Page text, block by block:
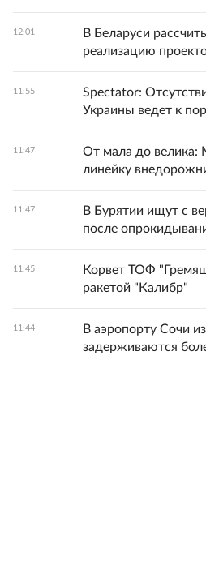
12:01
В Беларуси
реализацию
11:55
Spectator:
Украины ведет к
11:47
От мала до велика:
линейку
11:47
В Бурятии ищут с
после
11:45
Корвет ТОФ
ракетой "Калибр"
11:44
В аэропорту Сочи
задерживаются